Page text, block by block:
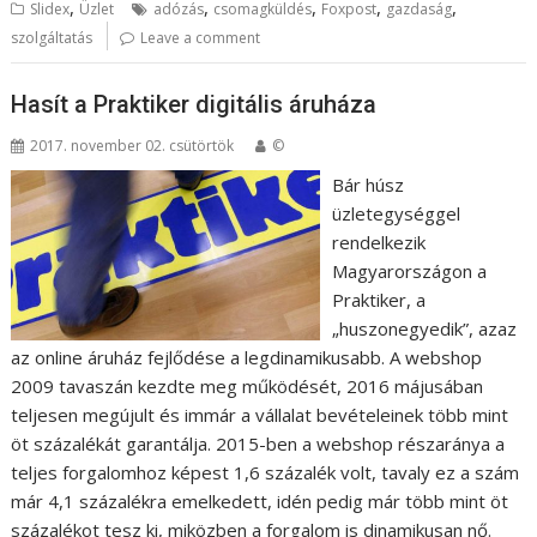
Slidex, Üzlet adózás, csomagküldés, Foxpost, gazdaság,
szolgáltatás Leave a comment
Hasít a Praktiker digitális áruháza
2017. november 02. csütörtök ©
Bár húsz
üzletegységgel
rendelkezik
Magyarországon a
Praktiker, a
„huszonegyedik”, azaz
az online áruház fejlődése a legdinamikusabb. A webshop
2009 tavaszán kezdte meg működését, 2016 májusában
teljesen megújult és immár a vállalat bevételeinek több mint
öt százalékát garantálja. 2015-ben a webshop részaránya a
teljes forgalomhoz képest 1,6 százalék volt, tavaly ez a szám
már 4,1 százalékra emelkedett, idén pedig már több mint öt
százalékot tesz ki, miközben a forgalom is dinamikusan nő.